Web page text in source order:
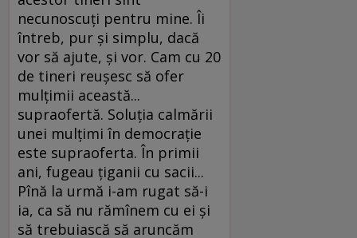
necunoscuţi pentru mine. Îi
întreb, pur şi simplu, dacă
vor să ajute, şi vor. Cam cu 20
de tineri reuşesc să ofer
mulţimii această...
supraofertă. Soluţia calmării
unei mulţimi în democraţie
este supraoferta. În primii
ani, fugeau ţiganii cu sacii...
Pînă la urmă i-am rugat să-i
ia, ca să nu rămînem cu ei şi
să trebuiască să aruncăm